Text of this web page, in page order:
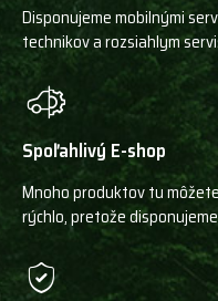
Disponujeme mobilnými
technikov a rozsiahlym
Spoľahlivý E-shop
Mnoho produktov tu
rýchlo, pretože